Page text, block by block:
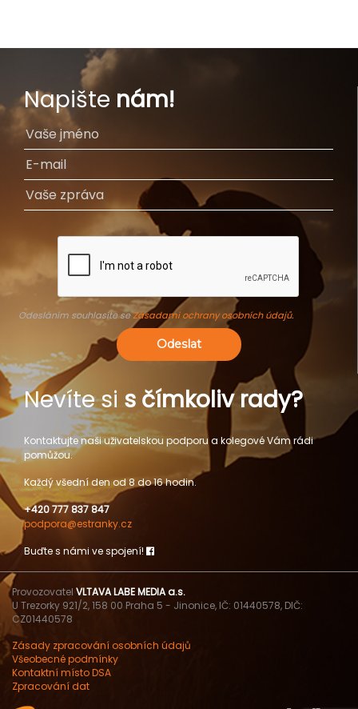
Napište nám!
Odesláním souhlasíte seZásadami ochrany osobních údajů.
Odeslat
Nevíte si s čímkoliv rady?
Kontaktujte naši uživatelskou podporu a kolegové Vám rádi
pomůžou.
Každý všední den od 8 do 16 hodin.
+420 777 837 847
podpora@estranky.cz
Buďte s námi ve spojení!
Provozovatel VLTAVA LABE MEDIA a.s.
U Trezorky 921/2, 158 00 Praha 5 - Jinonice, IČ: 01440578, DIČ:
CZ01440578
Zásady zpracování osobních údajů
Všeobecné podmínky
Kontaktní místo DSA
Zpracování dat